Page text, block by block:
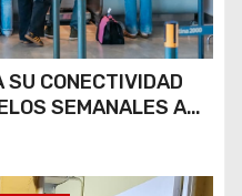
SU CONECTIVIDAD
SEMANALES A